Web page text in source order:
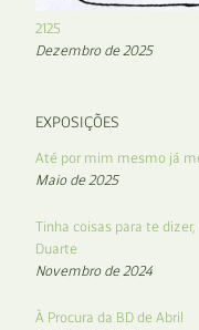
2125
Dezembro de 2025
EXPOSIÇÕES
Até por mim mesmo já
Maio de 2025
Tinha coisas para te
Duarte
Novembro de 2024
À Procura da BD de Abril